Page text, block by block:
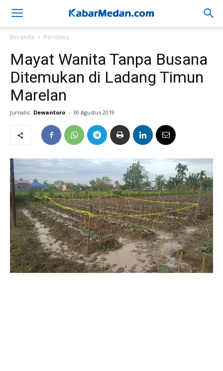
Beranda Peristiwa
Mayat Wanita Tanpa Busana
Ditemukan di Ladang Timun
Marelan
Jurnalis: Dewantoro - 30 Agustus 2019